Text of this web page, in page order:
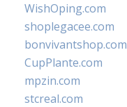
WishOping.com
shoplegacee.com
bonvivantshop.com
CupPlante.com
mpzin.com
stcreal.com